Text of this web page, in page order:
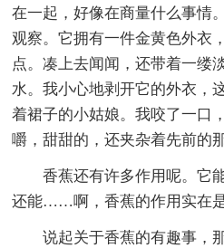
在一起，好像在商量什么事情
观察。它拥有一件金黄色外衣
点。凑上去闻闻，还带着一缕
水。我小心地剥开它的外衣，
着裙子的小姑娘。我咬了一口
嚼，甜甜的，还夹杂着先前的
香蕉还有许多作用呢。它
还能……啊，香蕉的作用实在是
说起关于香蕉的有趣事，